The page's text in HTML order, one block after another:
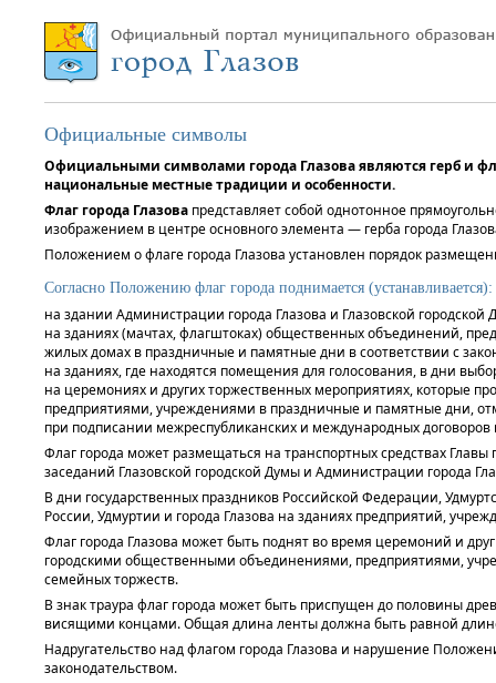
Официальные символы
Официальными символами города Глазова являются герб и
национальные местные традиции и особенности.
Флаг города Глазова представляет собой однотонное
изображением в центре основного элемента — герба города
Положением о флаге города Глазова установлен порядок
Согласно Положению флаг города поднимается (устанавливается):
на здании Администрации города Глазова и Глазовской городской
на зданиях (мачтах, флагштоках) общественных объединений,
жилых домах в праздничные и памятные дни в соответствии с
на зданиях, где находятся помещения для голосования, в дни
на церемониях и других торжественных мероприятиях, которые
предприятиями, учреждениями в праздничные и памятные дни,
при подписании межреспубликанских и международных
Флаг города может размещаться на транспортных средствах
заседаний Глазовской городской Думы и Администрации города
В дни государственных праздников Российской Федерации,
России, Удмуртии и города Глазова на зданиях предприятий,
Флаг города Глазова может быть поднят во время церемоний и
городскими общественными объединениями, предприятиями,
семейных торжеств.
В знак траура флаг города может быть приспущен до половины
висящими концами. Общая длина ленты должна быть равной
Надругательство над флагом города Глазова и нарушение
законодательством.